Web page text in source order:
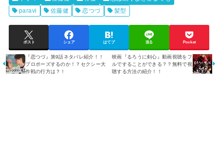
paravi
佐藤健 恋つづ 髪型
ポスト シェア はてブ 送る Pocket
『恋つづ』第9話ネタバレ紹介！！
プロポーズするのか！？セクシー大
作戦の行方は？！
映画『るろうに剣心』動画視聴をフ
ルですることができる？？無料で視
聴する方法の紹介！！